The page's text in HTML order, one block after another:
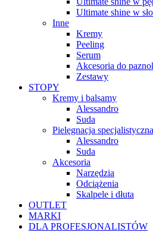
Ultimate shine w
Inne
Kremy
Peeling
Serum
Akcesoria do
Zestawy
STOPY
Kremy i balsamy
Alessandro
Suda
Pielęgnacja specjalistyczna
Alessandro
Suda
Akcesoria
Narzędzia
Odciążenia
Skalpele i dłuta
OUTLET
MARKI
DLA PROFESJONALISTÓW